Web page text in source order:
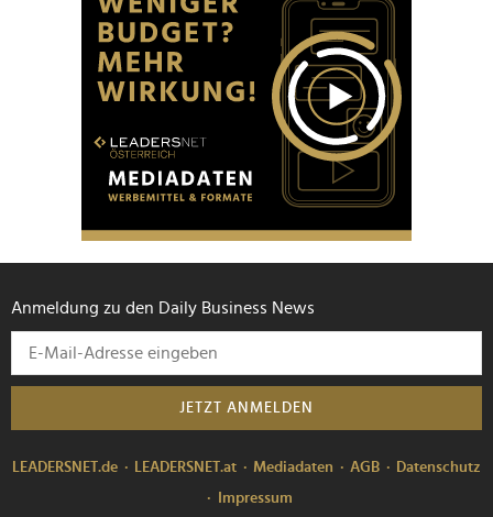
Anmeldung zu den Daily Business News
JETZT ANMELDEN
LEADERSNET.de LEADERSNET.at Mediadaten AGB
Datenschutz
Impressum